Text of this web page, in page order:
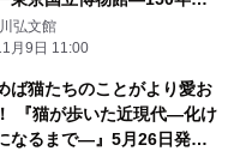
10月21日発売！
弘文館
月9日 11:00
ば猫たちのことがより愛お
『猫が歩いた近現代―化け
なるまで―』5月26日発